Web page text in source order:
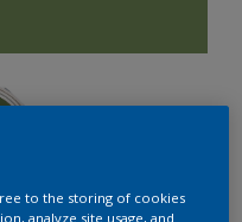
to the storing of cookies
analyze site usage, and